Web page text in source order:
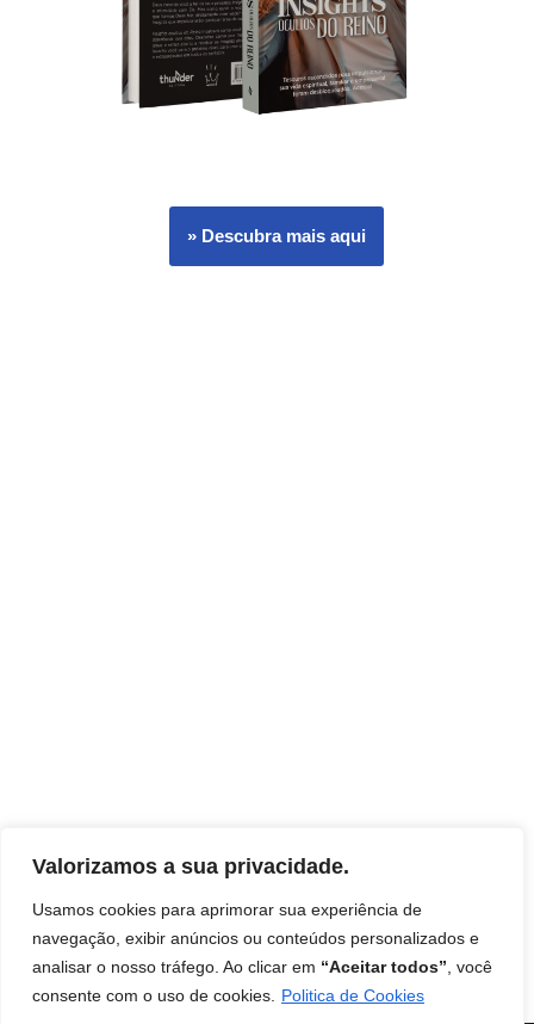
Valorizamos a sua privacidade.
Usamos cookies para aprimorar sua experiência de
navegação, exibir anúncios ou conteúdos personalizados e
analisar o nosso tráfego. Ao clicar em “Aceitar todos” , você
consente com o uso de cookies.
Politica de Cookies
» Descubra mais aqui
Início Contato Termos de uso
Disclaimer
Política de Privacidade
Livro: Insights Ocultos do Reino